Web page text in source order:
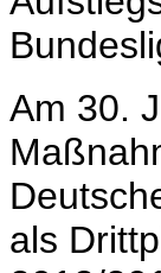
Am 30.
als